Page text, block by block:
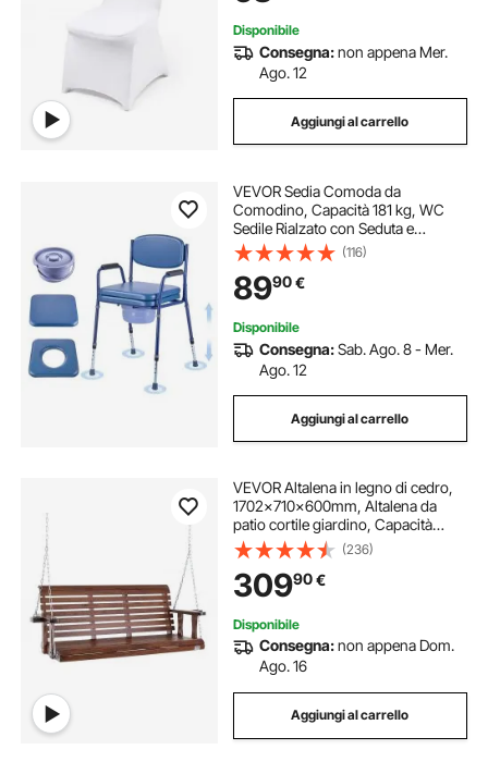
Feste
Disponibile
Consegna:non appena Mer.
Ago. 12
Aggiungi al carrello
VEVOR Sedia Comoda da
Comodino, Capacità 181 kg, WC
Sedile Rialzato con Seduta e
Schienale Imbottiti, Secchio
Rimovibile 5 L, Sedia da Vasino per
Adulti Regolabile in Altezza per
Anziani
(116)
8990€
Disponibile
Consegna:Sab. Ago. 8 - Mer.
Ago. 12
Aggiungi al carrello
VEVOR Altalena in legno di cedro,
1702x710x600mm, Altalena da
patio cortile giardino, Capacità
carico circa 400 kg, con Panca
sedia a dondolo catene sospese
per uso esterno, marrone
(236)
30990€
Disponibile
Consegna:non appena Dom.
Ago. 16
Aggiungi al carrello